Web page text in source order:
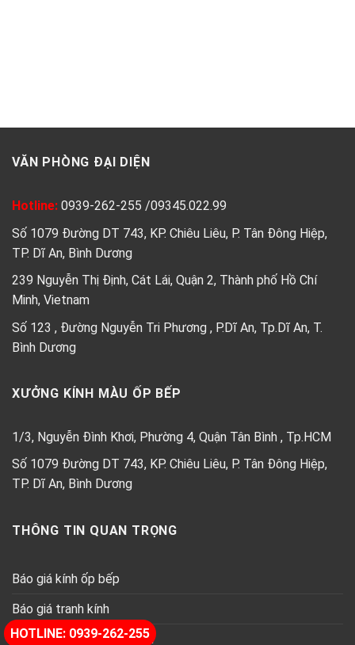
HOTLINE: 0939-262-255
VĂN PHÒNG ĐẠI DIỆN
Hotline: 0939-262-255 /09345.022.99
Số 1079 Đường DT 743, KP. Chiêu Liêu, P. Tân Đông Hiệp,
TP. Dĩ An, Bình Dương
239 Nguyễn Thị Định, Cát Lái, Quận 2, Thành phố Hồ Chí
Minh, Vietnam
Số 123 , Đường Nguyễn Tri Phương , P.Dĩ An, Tp.Dĩ An, T.
Bình Dương
XƯỞNG KÍNH MÀU ỐP BẾP
1/3, Nguyễn Đình Khơi, Phường 4, Quận Tân Bình , Tp.HCM
Số 1079 Đường DT 743, KP. Chiêu Liêu, P. Tân Đông Hiệp,
TP. Dĩ An, Bình Dương
THÔNG TIN QUAN TRỌNG
Báo giá kính ốp bếp
Báo giá tranh kính
Báo giá kính thủy trang trí